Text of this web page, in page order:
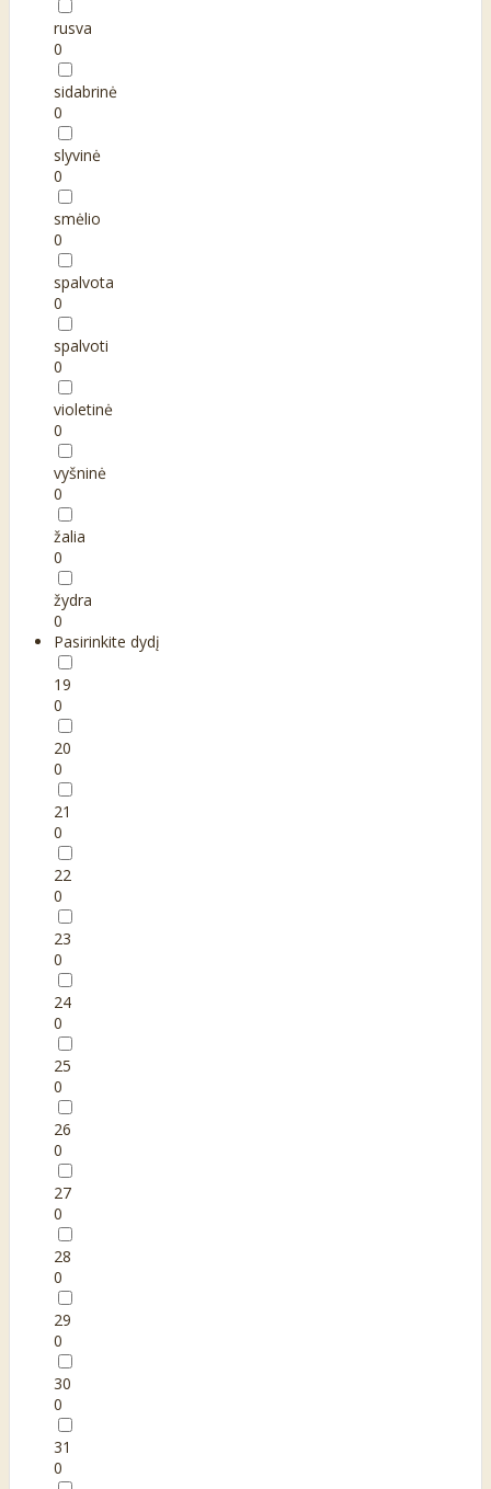
rusva
0
sidabrinė
0
slyvinė
0
smėlio
0
spalvota
0
spalvoti
0
violetinė
0
vyšninė
0
žalia
0
žydra
0
Pasirinkite dydį
19
0
20
0
21
0
22
0
23
0
24
0
25
0
26
0
27
0
28
0
29
0
30
0
31
0